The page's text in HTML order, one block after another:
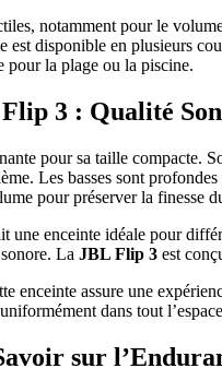
notamment pour le
est disponible en plusieurs
pour la plage ou la piscine.
3 : Qualité
pour sa taille compacte.
Les basses sont
pour préserver la finesse
enceinte idéale pour
La JBL Flip 3 est
enceinte assure une
dans tout
sur